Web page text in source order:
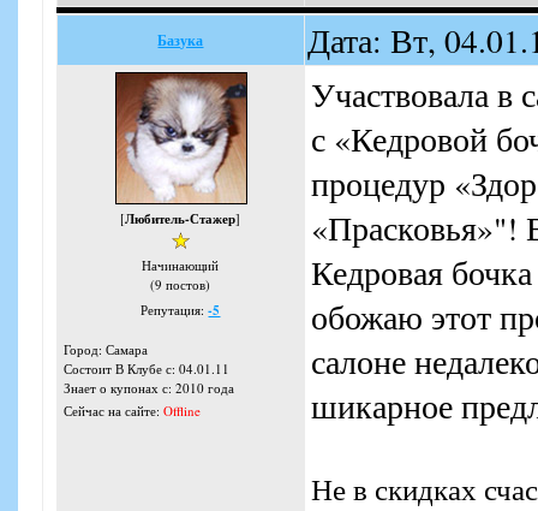
Базука Дата: Вт,
[Любитель-Стажер]
Начинающий
(9 постов)
Репутация:-5
Город: Самара
Состоит В Клубе с: 04.01.11
Знает о купонах с: 2010 года
Сейчас на сайте: Offline
Участвовала в
с «Кедровой
процедур
Кедровая
обожаю этот
салоне
шикарное
Не в скидках